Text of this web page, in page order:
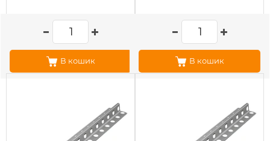
В кошик В кошик